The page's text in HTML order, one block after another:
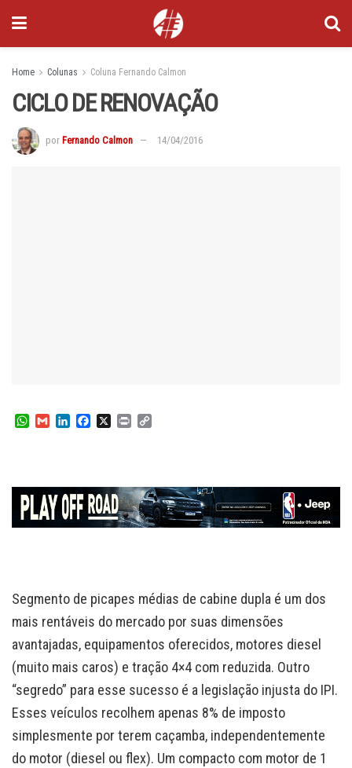
Home Colunas Coluna Fernando Calmon
CICLO DE RENOVAÇÃO
por Fernando Calmon 14/04/2016
W
A
p
p
G
d
I
n
o
o
k
X
P
i
n
k
Segmento de picapes médias de cabine dupla é um dos
mais rentáveis do mercado por suas dimensões
avantajadas, equipamentos oferecidos, motores diesel
(muito mais caros) e tração 4×4 com reduzida. Outro
“segredo” para esse sucesso é a legislação injusta do IPI.
Esses veículos recolhem apenas 8% de imposto
simplesmente por terem caçamba, independentemente
do motor (diesel ou flex). Um compacto com motor de 1